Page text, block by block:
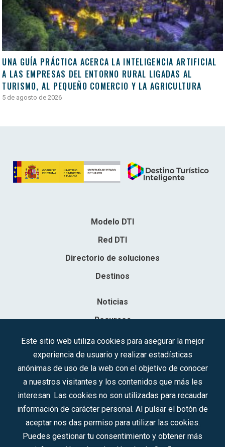
UNA GUÍA PRÁCTICA ACERCA LA INTELIGENCIA ARTIFICIAL
A LAS EMPRESAS DEL ENTORNO RURAL LIGADAS AL
TURISMO, AL PEQUEÑO COMERCIO Y LA AGRICULTURA
5 de agosto de 2026
Modelo DTI
Red DTI
Directorio de soluciones
Destinos
Noticias
Recursos
Contacto
Sociedad Mercantil Estatal para la Gestión de la Innovación y las
C.I.F.: A-81/874.984
Síguenos en redes sociales:
Este sitio web utiliza cookies para asegurar la mejor
experiencia de usuario y realizar estadísticas
anónimas de uso de la web con el objetivo de conocer
a nuestros visitantes y los contenidos que más les
interesan. Las cookies no son utilizadas para recaudar
información de carácter personal. Al pulsar el botón de
aceptar nos das permiso para utilizar las cookies.
Puedes gestionar tu consentimiento y obtener más